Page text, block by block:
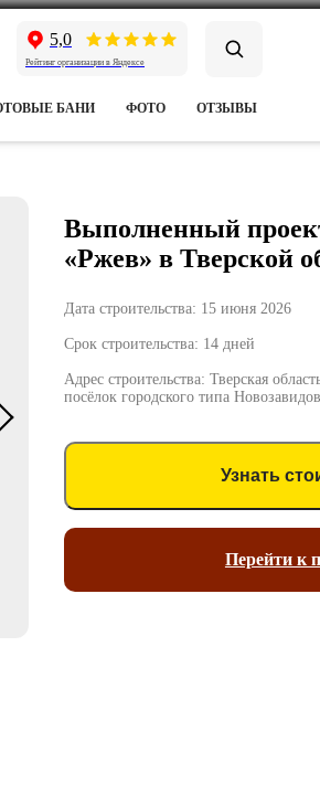
5,0
Рейтинг организации в Яндексе
БАНИ ФОТО ОТЗЫВЫ
Выполненный
«Ржев» в Тверской
Дата строительства: 15 июня 2026
Срок строительства: 14 дней
Адрес строительства: Тверская
посёлок городского типа
Узнать
Перейти к